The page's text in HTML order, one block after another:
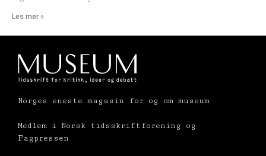
Les mer »
Norges eneste magasin for og om museum
Medlem i Norsk tidsskriftforening og
Fagpressen